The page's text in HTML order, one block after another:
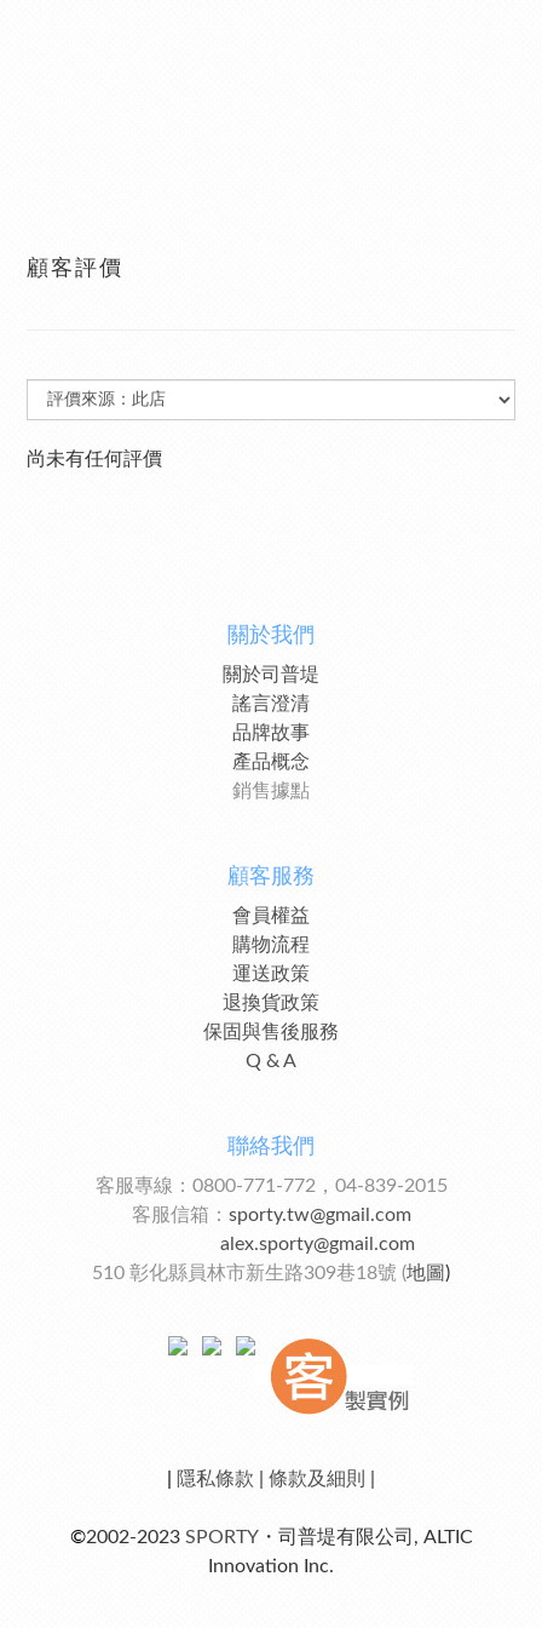
顧客評價
尚未有任何評價
關於我們
關於司普堤
謠言澄清
品牌故事
產品概念
銷售據點
顧客服務
會員權益
購物流程
運送政策
退換貨政策
保固與售後服務
Q & A
聯絡我們
客服專線：0800-771-772，04-839-2015
客服信箱： sporty.tw@gmail.com
alex.sporty@gmail.com
510 彰化縣員林市新生路309巷18號 (地圖 )
隱私條款 條款及細則
©2002-2023 SPORTY・司普堤有限公司, ALTIC
Innovation Inc.